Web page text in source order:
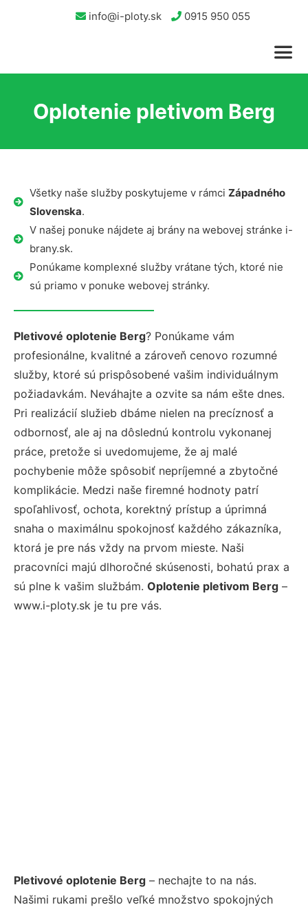
info@i-ploty.sk 0915 950 055
Oplotenie pletivom Berg
Všetky naše služby poskytujeme v rámci Západného
Slovenska.
V našej ponuke nájdete aj brány na webovej stránke i-
brany.sk.
Ponúkame komplexné služby vrátane tých, ktoré nie
sú priamo v ponuke webovej stránky.
Pletivové oplotenie Berg? Ponúkame vám
profesionálne, kvalitné a zároveň cenovo rozumné
služby, ktoré sú prispôsobené vašim individuálnym
požiadavkám. Neváhajte a ozvite sa nám ešte dnes.
Pri realizácií služieb dbáme nielen na precíznosť a
odbornosť, ale aj na dôslednú kontrolu vykonanej
práce, pretože si uvedomujeme, že aj malé
pochybenie môže spôsobiť nepríjemné a zbytočné
komplikácie. Medzi naše firemné hodnoty patrí
spoľahlivosť, ochota, korektný prístup a úprimná
snaha o maximálnu spokojnosť každého zákazníka,
ktorá je pre nás vždy na prvom mieste. Naši
pracovníci majú dlhoročné skúsenosti, bohatú prax a
sú plne k vašim službám. Oplotenie pletivom Berg –
www.i-ploty.sk je tu pre vás.
Pletivové oplotenie Berg – nechajte to na nás.
Našimi rukami prešlo veľké množstvo spokojných